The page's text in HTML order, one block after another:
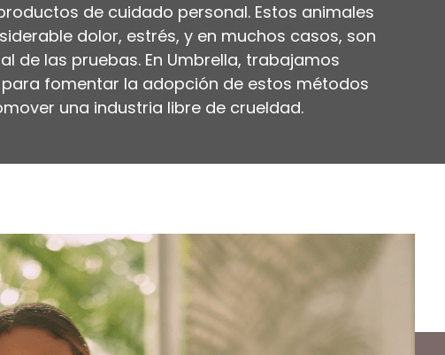
de cuidado personal. Estos animales
dolor, estrés, y en muchos casos, son
de las pruebas. En Umbrella, trabajamos
fomentar la adopción de estos métodos
una industria libre de crueldad.